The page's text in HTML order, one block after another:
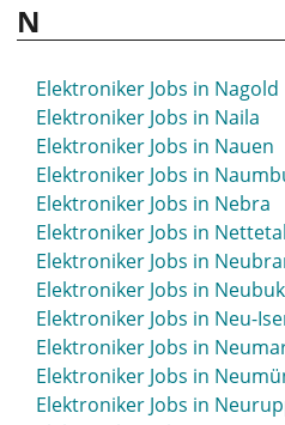
Elektroniker Jobs in Minden
Elektroniker Jobs in
Elektroniker Jobs in Moers
Elektroniker Jobs in Mölln
Elektroniker Jobs in
Elektroniker Jobs in
Elektroniker Jobs in
Elektroniker Jobs in Mosbach
Elektroniker Jobs in
Elektroniker Jobs in
Elektroniker Jobs in
Elektroniker Jobs in
Elektroniker Jobs in
Elektroniker Jobs in
N
Elektroniker Jobs in Nagold
Elektroniker Jobs in Naila
Elektroniker Jobs in Nauen
Elektroniker Jobs in
Elektroniker Jobs in Nebra
Elektroniker Jobs in Nettetal
Elektroniker Jobs in
Elektroniker Jobs in
Elektroniker Jobs in Neu-
Elektroniker Jobs in
Elektroniker Jobs in
Elektroniker Jobs in